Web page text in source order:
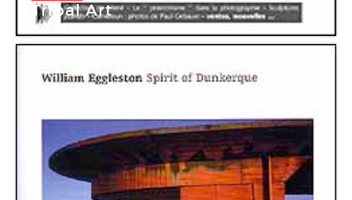
Tribal Art